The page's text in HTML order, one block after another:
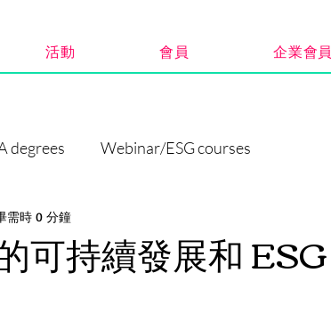
活動 會員 企業會員
degrees Webinar/ESG courses
可持續發展和 ESG
需時 0 分鐘